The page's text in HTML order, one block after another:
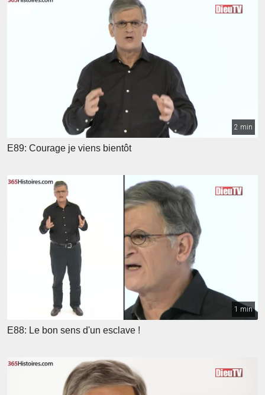
2 min
E89: Courage je viens bientôt
1 min
E88: Le bon sens d'un esclave !